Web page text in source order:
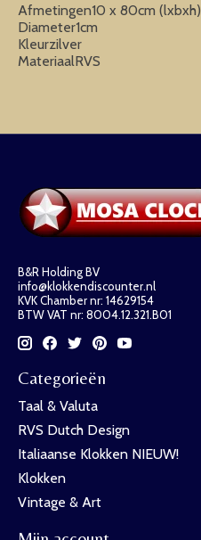
Afmetingen10 x 80cm (lxbxh)
Diameter1cm
Kleurzilver
MateriaalRVS
B&R Holding BV
info@klokkendiscounter.nl
KVK Chamber nr: 14629154
BTW VAT nr: 8004.12.321.B01
Categorieën
Taal & Valuta
RVS Dutch Design
Italiaanse Klokken NIEUW!
Klokken
Vintage & Art